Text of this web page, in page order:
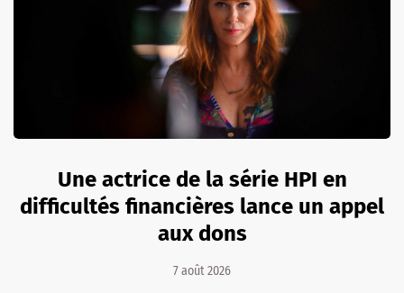
Une actrice de la série HPI en
difficultés financières lance un appel
aux dons
7 août 2026